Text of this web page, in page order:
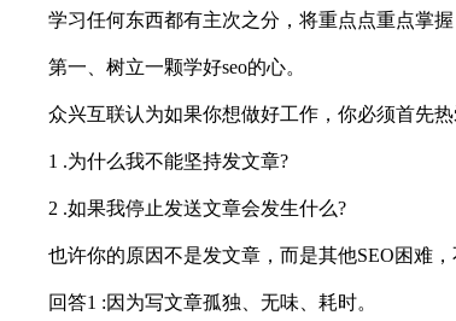
学习任何东西都有主次之分，将重点点重点掌握
第一、树立一颗学好seo的心。
众兴互联认为如果你想做好工作，你必须首先热
1 .为什么我不能坚持发文章?
2 .如果我停止发送文章会发生什么?
也许你的原因不是发文章，而是其他SEO困难，
回答1 :因为写文章孤独、无味、耗时。